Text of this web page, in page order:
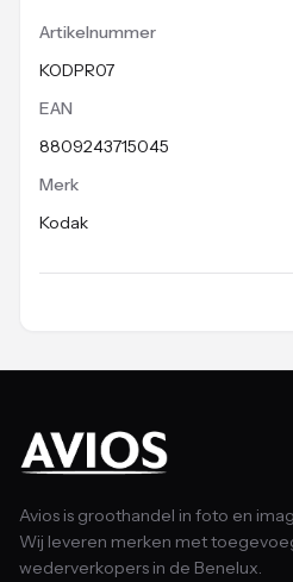
Artikelnummer
KODPR07
EAN
8809243715045
Merk
Kodak
Avios is groothandel in foto en
Wij leveren merken met
wederverkopers in de Benelux.